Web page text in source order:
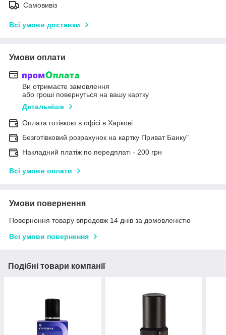
Самовивіз
Всі умови доставки
Умови оплати
Ви отримаєте замовлення
або гроші повернуться на вашу картку
Детальніше
Оплата готівкою в офісі в Харкові
Безготівковий розрахунок на картку Приват Банку"
Накладний платіж по передплаті - 200 грн
Всі умови оплати
Умови повернення
Повернення товару впродовж 14 днів за домовленістю
Всі умови повернення
Подібні товари компанії